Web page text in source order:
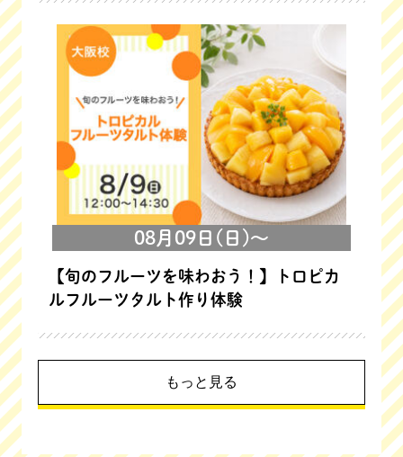
08月09日(日)～
【旬のフルーツを味わおう！】トロピカ
ルフルーツタルト作り体験
もっと見る